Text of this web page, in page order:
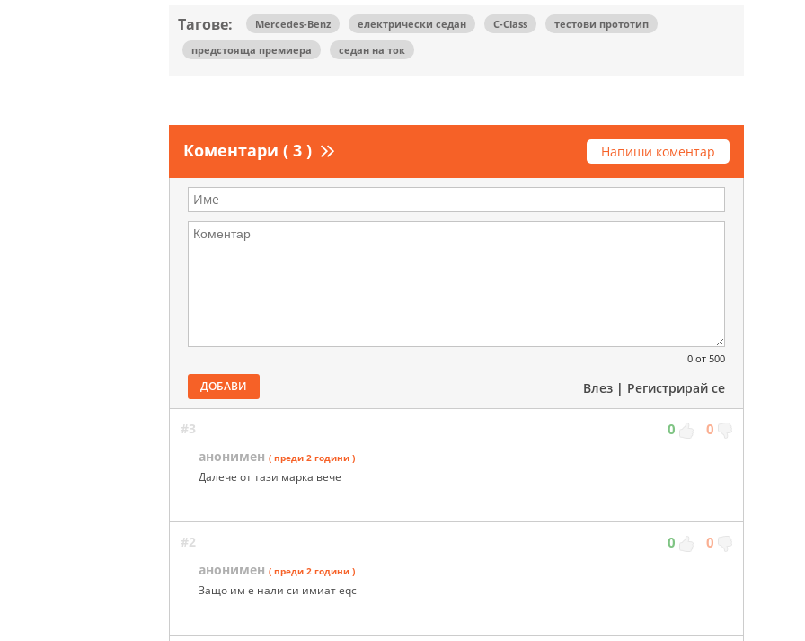
Тагове: Mercedes-Benz електрически седан C-Class
тестови прототип
предстояща премиера
седан на ток
Коментари ( 3 ) Напиши коментар
0 от 500
ДОБАВИ Влез | Регистрирай се
#3 0 0
анонимен ( преди 2 години )
Далече от тази марка вече
#2 0 0
анонимен ( преди 2 години )
Защо им е нали си имиат eqc